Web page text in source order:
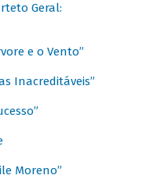
Geral:
e o Vento”
Inacreditáveis”
Moreno”